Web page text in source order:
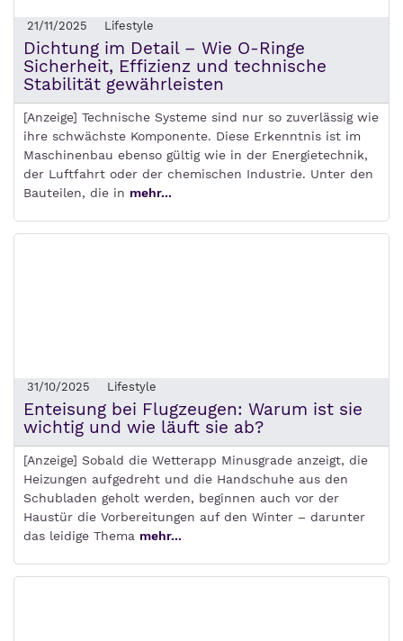
21/11/2025 Lifestyle
Dichtung im Detail – Wie O-Ringe
Sicherheit, Effizienz und technische
Stabilität gewährleisten
[Anzeige] Technische Systeme sind nur so zuverlässig wie
ihre schwächste Komponente. Diese Erkenntnis ist im
Maschinenbau ebenso gültig wie in der Energietechnik,
der Luftfahrt oder der chemischen Industrie. Unter den
Bauteilen, die in mehr...
31/10/2025 Lifestyle
Enteisung bei Flugzeugen: Warum ist sie
wichtig und wie läuft sie ab?
[Anzeige] Sobald die Wetterapp Minusgrade anzeigt, die
Heizungen aufgedreht und die Handschuhe aus den
Schubladen geholt werden, beginnen auch vor der
Haustür die Vorbereitungen auf den Winter – darunter
das leidige Thema mehr...